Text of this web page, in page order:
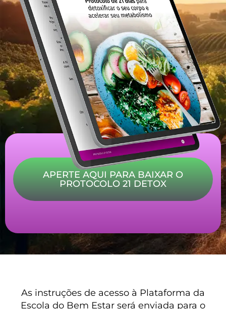
APERTE AQUI PARA BAIXAR O
PROTOCOLO 21 DETOX
As instruções de acesso à Plataforma da
Escola do Bem Estar será enviada para o